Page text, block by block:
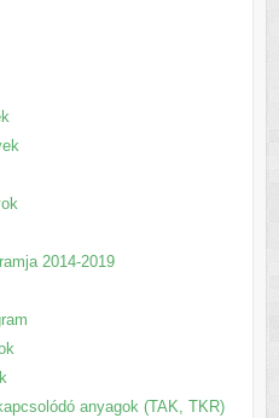
2014-2019
anyagok (TAK, TKR)